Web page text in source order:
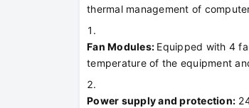
thermal management of
Fan Modules: Equipped with 4
temperature of the equipment
Power supply and protection: